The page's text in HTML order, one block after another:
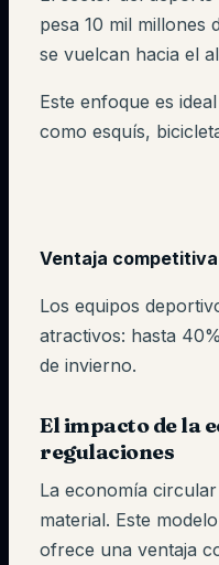
pesa 10 mil millones
se vuelcan hacia el
Este enfoque es
como esquís,
Ventaja competitiva
Los equipos
atractivos: hasta
de invierno.
El impacto de la
regulaciones
La economía
material. Este
ofrece una ventaja